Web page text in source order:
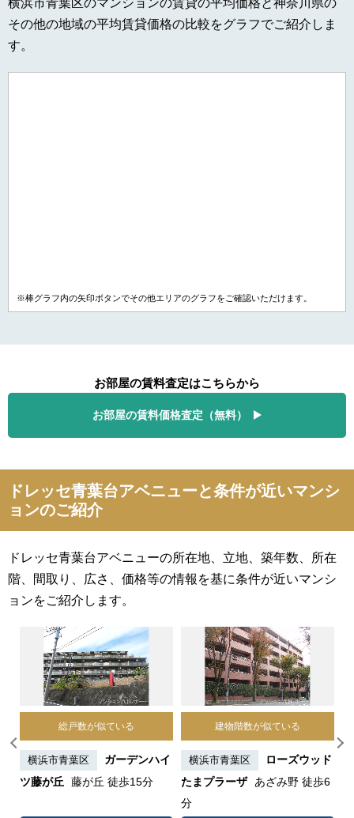
横浜市青葉区のマンションの賃貸の平均価格と神奈川県の
その他の地域の平均賃貸価格の比較をグラフでご紹介しま
す。
※棒グラフ内の矢印ボタンでその他エリアのグラフをご確認いただけます。
お部屋の賃料査定はこちらから
お部屋の賃料価格査定（無料）
ドレッセ青葉台アベニューと条件が近いマンシ
ョンのご紹介
ドレッセ青葉台アベニューの所在地、立地、築年数、所在
階、間取り、広さ、価格等の情報を基に条件が近いマンシ
ョンをご紹介します。
総戸数が似ている
横浜市青葉区
ガーデンハイ
ツ藤が丘
藤が丘 徒歩15分
建物階数が似ている
横浜市青葉区
ローズウッド
たまプラーザ あざみ野 徒歩6
分